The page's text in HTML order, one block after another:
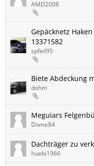
AMD2008
Gepäcknetz
13371582
spfeil95
Biete Abdeckung
dohm
Meguiars
Dome84
Dachträger zu
huebi1966